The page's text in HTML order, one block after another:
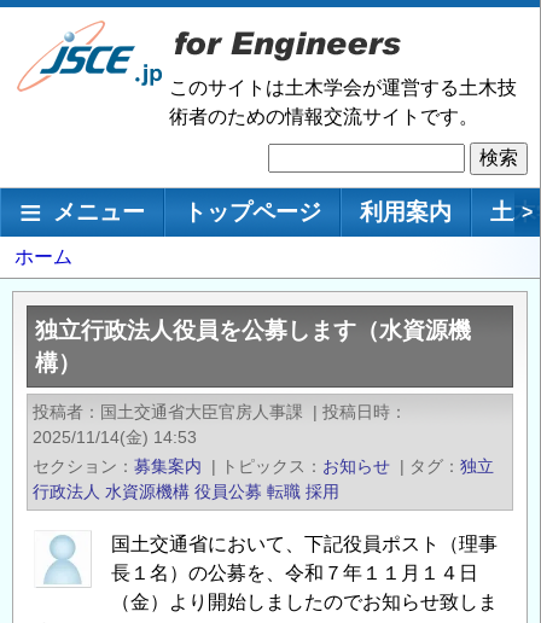
メ
ン
移
このサイトは土木学会が運営する土木技
術者のための情報交流サイトです。
索
メインナビゲーション
メニュー トップページ 利用案内 土 >
パ
ン
く
ず
ホーム
独立行政法人役員を公募します（水資源機
構）
投稿者 国土交通省大臣官房人事課 | 投稿日時
2025/11/14(金) 14:53
セクション
募集案内 | トピックス お知らせ | タグ
独立
行政法人 水資源機構 役員公募 転職 採用
国土交通省において、下記役員ポスト（理事
長１名）の公募を、令和７年１１月１４日
（金）より開始しましたのでお知らせ致しま